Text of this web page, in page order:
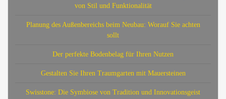
von Stil und Funktionalität
Planung des Außenbereichs beim Neubau: Worauf Sie achten
sollt
Der perfekte Bodenbelag für Ihren Nutzen
Gestalten Sie Ihren Traumgarten mit Mauersteinen
Swisstone: Die Symbiose von Tradition und Innovationsgeist